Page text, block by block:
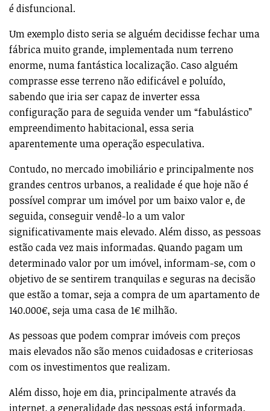
é disfuncional.
Um exemplo disto seria se alguém decidisse fechar uma
fábrica muito grande, implementada num terreno
enorme, numa fantástica localização. Caso alguém
comprasse esse terreno não edificável e poluído,
sabendo que iria ser capaz de inverter essa
configuração para de seguida vender um “fabulástico”
empreendimento habitacional, essa seria
aparentemente uma operação especulativa.
Contudo, no mercado imobiliário e principalmente nos
grandes centros urbanos, a realidade é que hoje não é
possível comprar um imóvel por um baixo valor e, de
seguida, conseguir vendê-lo a um valor
significativamente mais elevado. Além disso, as pessoas
estão cada vez mais informadas. Quando pagam um
determinado valor por um imóvel, informam-se, com o
objetivo de se sentirem tranquilas e seguras na decisão
que estão a tomar, seja a compra de um apartamento de
140.000€, seja uma casa de 1€ milhão.
As pessoas que podem comprar imóveis com preços
mais elevados não são menos cuidadosas e criteriosas
com os investimentos que realizam.
Além disso, hoje em dia, principalmente através da
internet, a generalidade das pessoas está informada.